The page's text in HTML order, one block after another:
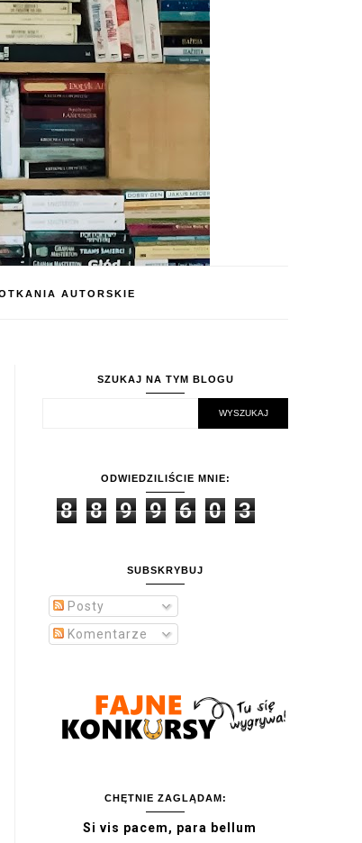
AUTORSKIE
SZUKAJ NA TYM BLOGU
ODWIEDZILIŚCIE MNIE:
8 8 9 9 6 0 3
SUBSKRYBUJ
Posty
Komentarze
CHĘTNIE ZAGLĄDAM:
Si vis pacem, para bellum